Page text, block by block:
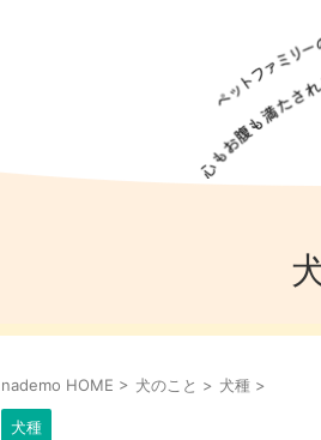
犬のこと
犬のしつけ
犬のアイ
猫のこと
猫のしつけ
猫のアイ
ペットフード
nademo HOME > 犬のこと > 犬種 >
犬種